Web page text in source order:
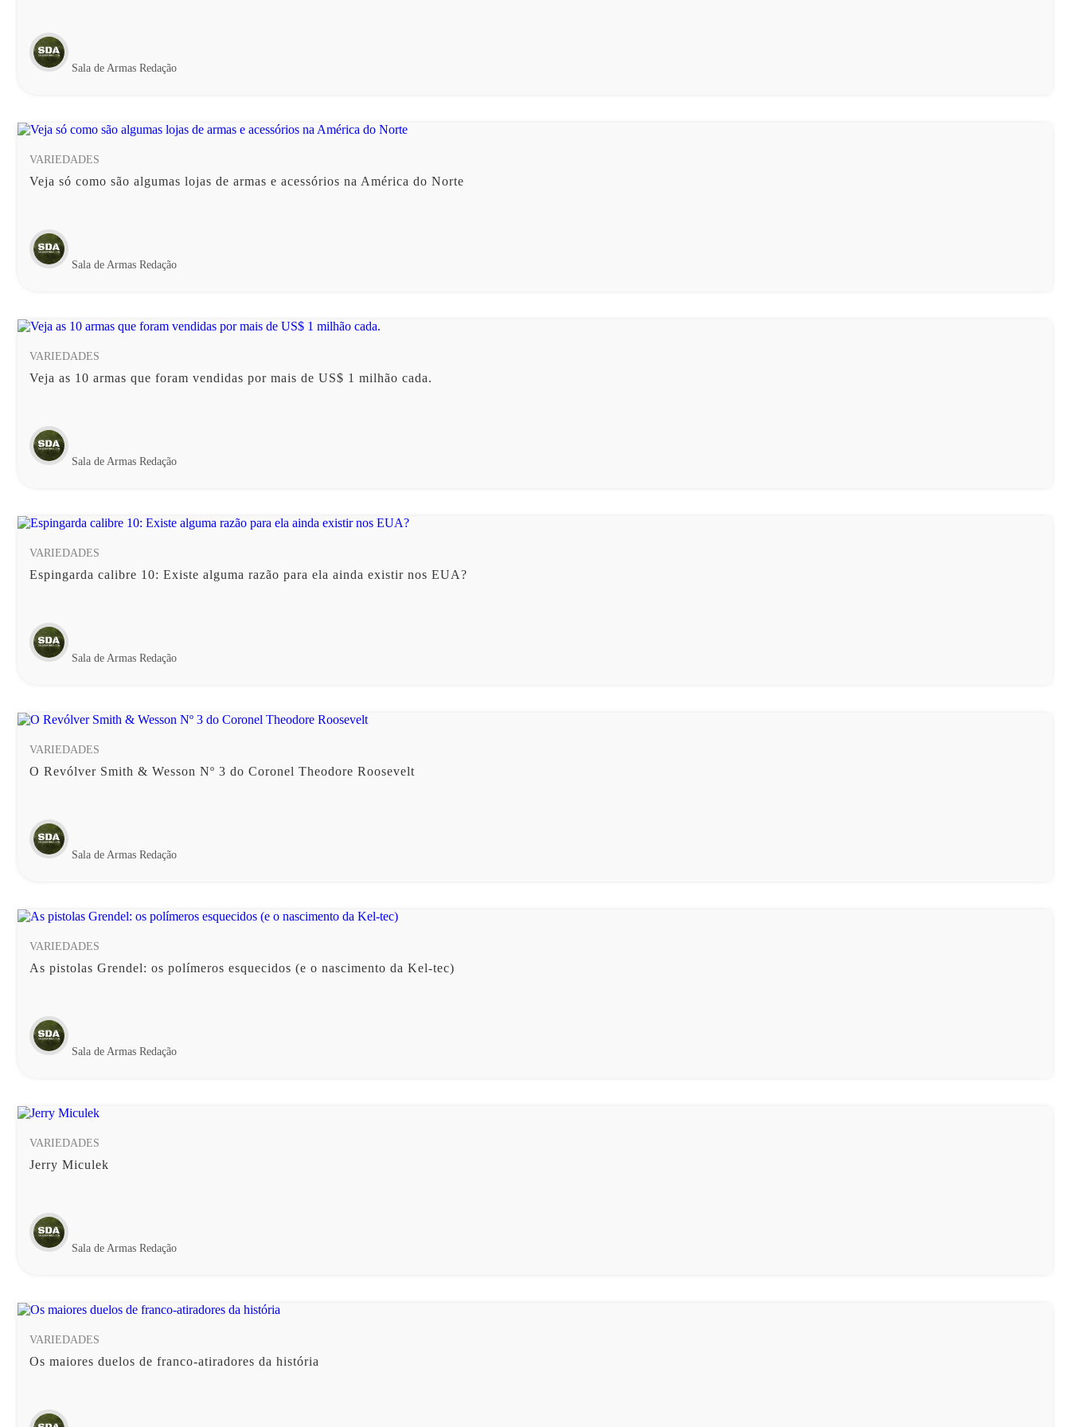
Sala de Armas Redação
VARIEDADES
Veja só como são algumas lojas de armas e acessórios na América do Norte
Sala de Armas Redação
VARIEDADES
Veja as 10 armas que foram vendidas por mais de US$ 1 milhão cada.
Sala de Armas Redação
VARIEDADES
Espingarda calibre 10: Existe alguma razão para ela ainda existir nos EUA?
Sala de Armas Redação
VARIEDADES
O Revólver Smith & Wesson Nº 3 do Coronel Theodore Roosevelt
Sala de Armas Redação
VARIEDADES
As pistolas Grendel: os polímeros esquecidos (e o nascimento da Kel-tec)
Sala de Armas Redação
VARIEDADES
Jerry Miculek
Sala de Armas Redação
VARIEDADES
Os maiores duelos de franco-atiradores da história